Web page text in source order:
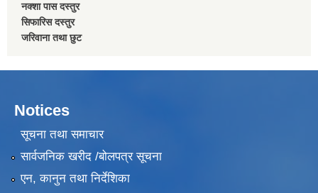
नक्शा पास दस्तुर
सिफारिस दस्तुर
जरिवाना तथा छुट
Notices
सूचना तथा समाचार
सार्वजनिक खरीद /बोलपत्र सूचना
एन, कानुन तथा निर्देशिका